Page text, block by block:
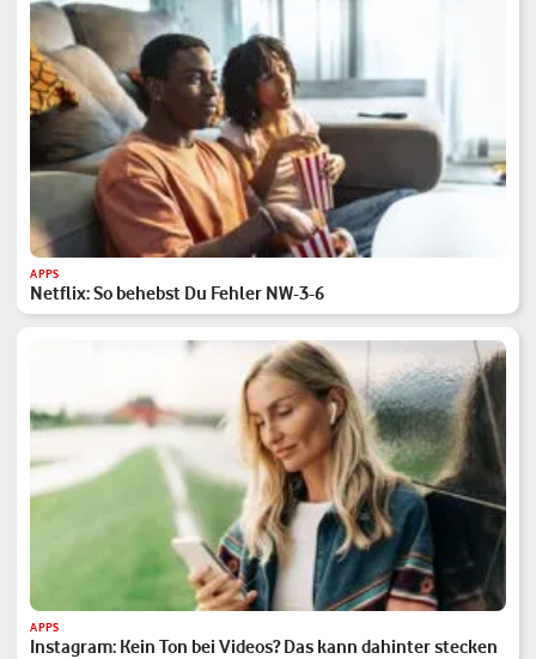
APPS
Netflix: So behebst Du Fehler NW-3-6
APPS
Instagram: Kein Ton bei Videos? Das kann dahinter stecken